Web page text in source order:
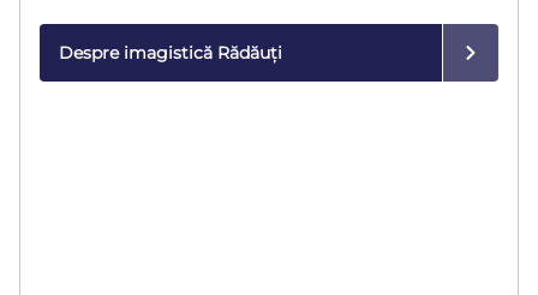
Despre imagistică Rădăuți